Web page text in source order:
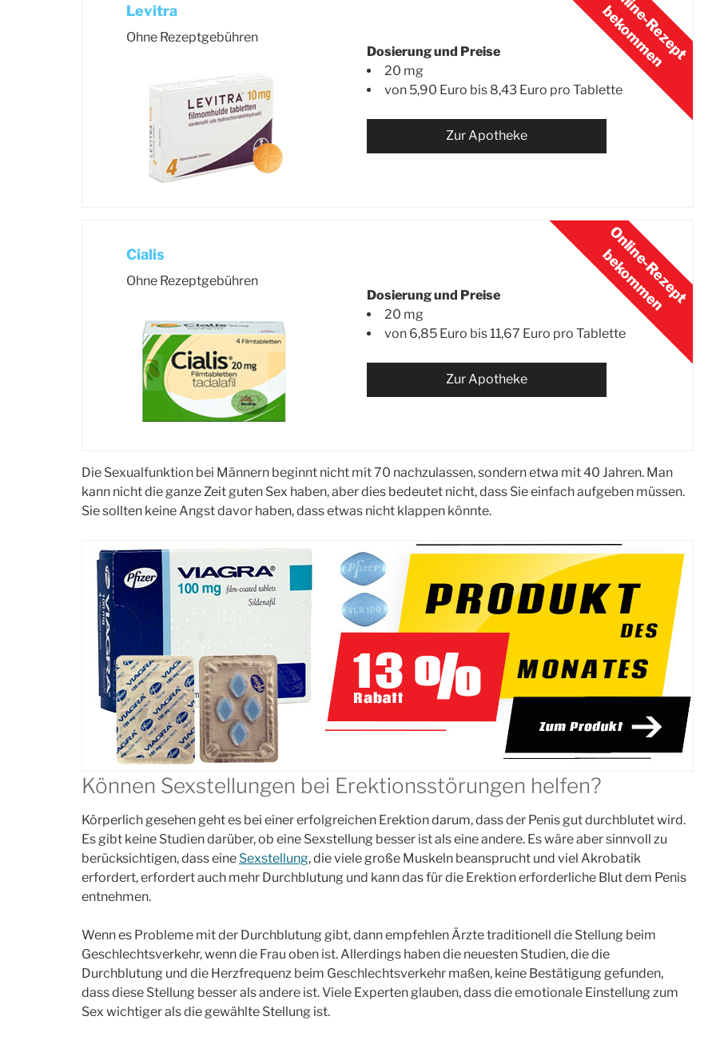
Levitra
Ohne Rezeptgebühren
Dosierung und Preise
20 mg
von 5,90 Euro bis 8,43 Euro pro Tablette
Zur Apotheke
Cialis
Ohne Rezeptgebühren
Dosierung und Preise
20 mg
von 6,85 Euro bis 11,67 Euro pro Tablette
Zur Apotheke
Die Sexualfunktion bei Männern beginnt nicht mit 70 nachzulassen, sondern etwa mit 40 Jahren. Man
kann nicht die ganze Zeit guten Sex haben, aber dies bedeutet nicht, dass Sie einfach aufgeben müssen.
Sie sollten keine Angst davor haben, dass etwas nicht klappen könnte.
Können Sexstellungen bei Erektionsstörungen helfen?
Körperlich gesehen geht es bei einer erfolgreichen Erektion darum, dass der Penis gut durchblutet wird.
Es gibt keine Studien darüber, ob eine Sexstellung besser ist als eine andere. Es wäre aber sinnvoll zu
berücksichtigen, dass eine Sexstellung, die viele große Muskeln beansprucht und viel Akrobatik
erfordert, erfordert auch mehr Durchblutung und kann das für die Erektion erforderliche Blut dem Penis
entnehmen.
Wenn es Probleme mit der Durchblutung gibt, dann empfehlen Ärzte traditionell die Stellung beim
Geschlechtsverkehr, wenn die Frau oben ist. Allerdings haben die neuesten Studien, die die
Durchblutung und die Herzfrequenz beim Geschlechtsverkehr maßen, keine Bestätigung gefunden,
dass diese Stellung besser als andere ist. Viele Experten glauben, dass die emotionale Einstellung zum
Sex wichtiger als die gewählte Stellung ist.
07
FAKT
Männer…
…haben häufiger Aids
08
FAKT
Männer…
…sterben rund sieben
Jahre früher an einem
Herzinfarkt als
01
FAKT
…führen einen
riskanteren
Lebensstil